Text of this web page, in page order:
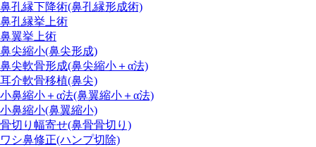
鼻孔縁下降術(鼻孔縁形成術)
鼻孔縁挙上術
鼻翼挙上術
鼻尖縮小(鼻尖形成)
鼻尖軟骨形成(鼻尖縮小＋α法)
耳介軟骨移植(鼻尖)
小鼻縮小＋α法(鼻翼縮小＋α法)
小鼻縮小(鼻翼縮小)
骨切り幅寄せ(鼻骨骨切り)
ワシ鼻修正(ハンプ切除)